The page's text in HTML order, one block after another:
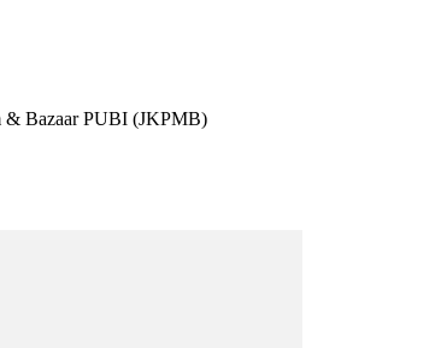
& Bazaar PUBI (JKPMB)